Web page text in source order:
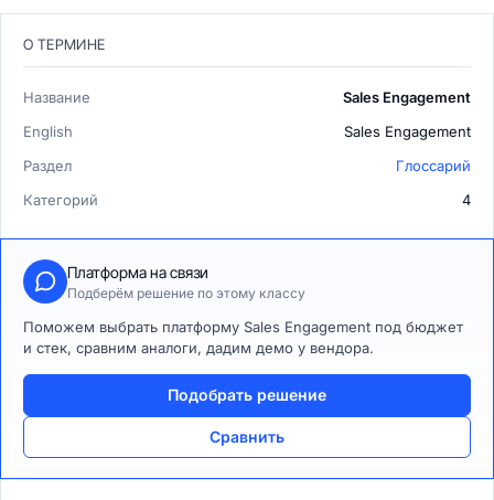
О ТЕРМИНЕ
Название
Sales Engagement
English
Sales Engagement
Раздел
Глоссарий
Категорий
4
Платформа на связи
Подберём решение по этому классу
Поможем выбрать платформу Sales Engagement под бюджет
и стек, сравним аналоги, дадим демо у вендора.
Подобрать решение
Сравнить